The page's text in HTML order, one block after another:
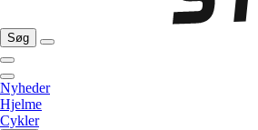
Søg
Nyheder
Hjelme
Cykler